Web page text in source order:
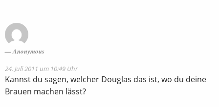
Anonymous
24. Juli 2011 um 10:49 Uhr
Kannst du sagen, welcher Douglas das ist, wo du deine
Brauen machen lässt?